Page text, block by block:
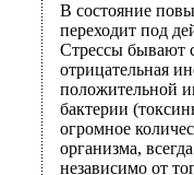
В состояние
переходит под
Стрессы бывают
отрицательная
положительной
бактерии
огромное
организма,
независимо от